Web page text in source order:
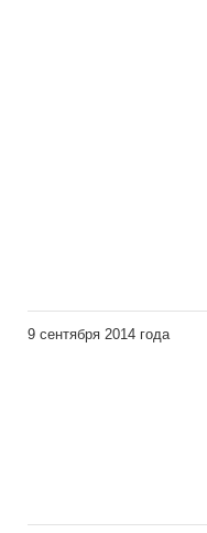
9 сентября 2014 года